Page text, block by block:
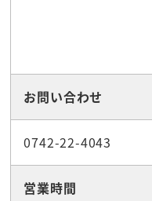
お問い合わせ
0742-22-4043
営業時間